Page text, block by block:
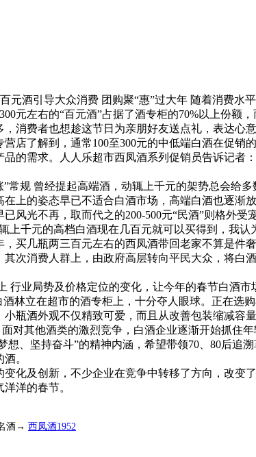
酒引导大众消费 团购聚“惠”过大年 随着消费水
元左右的“百元酒”占据了酒专柜的70%以上份额
消费者也想趁这节日为亲朋好友送点礼，表达
店了解到，通常100至300元的中低端白酒在促
的需求。人人乐超市西凤酒系列促销员告诉记
规 曾经提起高端酒，动辄上千元的架势总会给
上的姿态早已不适合白酒市场，高端白酒也逐
风光不再，取而代之的200-500元“民酒”则格外
上千元的高档白酒现在几百元就可以买得到，我
买几瓶两三百元左右的西凤酒带回老家不算是
次消费人群上，由政府高层转向平民大众，将
业局势及价格定位的变化，让今年的春节白酒
林立在超市的酒专柜上，十分夺人眼球。正在
瓶酒外观不仅精致可爱，而且从改善包装缩减
对其他酒类的激烈竞争，白酒企业逐渐开始抓
想、坚持奋斗”的精神内涵，希望带领70、80后
。
及创新，不少企业在竞争中转移了方向，改变
洋的春节。
酒→ 西凤酒1952